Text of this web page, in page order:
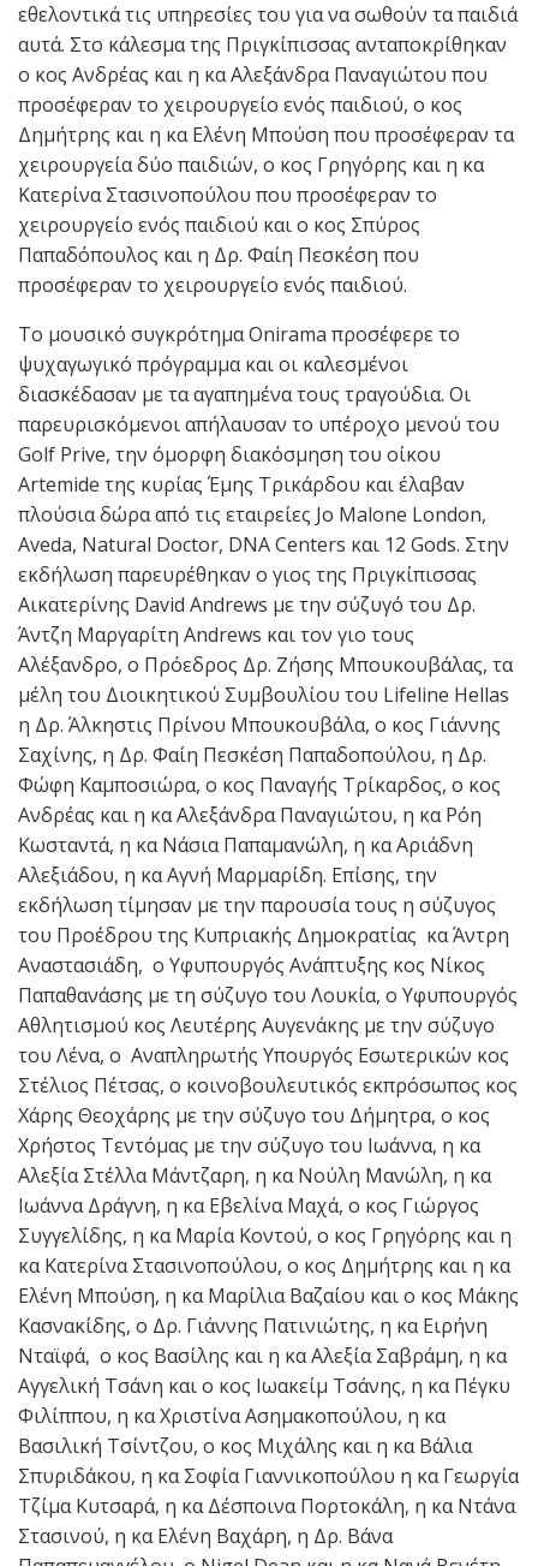
εθελοντικά τις υπηρεσίες του για να σωθούν τα παιδιά
αυτά. Στο κάλεσμα της Πριγκίπισσας ανταποκρίθηκαν
ο κος Ανδρέας και η κα Αλεξάνδρα Παναγιώτου που
προσέφεραν το χειρουργείο ενός παιδιού, ο κος
Δημήτρης και η κα Ελένη Μπούση που προσέφεραν τα
χειρουργεία δύο παιδιών, ο κος Γρηγόρης και η κα
Κατερίνα Στασινοπούλου που προσέφεραν το
χειρουργείο ενός παιδιού και ο κος Σπύρος
Παπαδόπουλος και η Δρ. Φαίη Πεσκέση που
προσέφεραν το χειρουργείο ενός παιδιού.
Το μουσικό συγκρότημα Onirama προσέφερε το
ψυχαγωγικό πρόγραμμα και οι καλεσμένοι
διασκέδασαν με τα αγαπημένα τους τραγούδια. Οι
παρευρισκόμενοι απήλαυσαν το υπέροχο μενού του
Golf Prive, την όμορφη διακόσμηση του οίκου
Artemide της κυρίας Έμης Τρικάρδου και έλαβαν
πλούσια δώρα από τις εταιρείες Jo Malone London,
Aveda, Natural Doctor, DNA Centers και 12 Gods. Στην
εκδήλωση παρευρέθηκαν ο γιος της Πριγκίπισσας
Αικατερίνης David Andrews με την σύζυγό του Δρ.
Άντζη Μαργαρίτη Andrews και τον γιο τους
Αλέξανδρο, ο Πρόεδρος Δρ. Ζήσης Μπουκουβάλας, τα
μέλη του Διοικητικού Συμβουλίου του Lifeline Hellas
η Δρ. Άλκηστις Πρίνου Μπουκουβάλα, ο κος Γιάννης
Σαχίνης, η Δρ. Φαίη Πεσκέση Παπαδοπούλου, η Δρ.
Φώφη Καμποσιώρα, ο κος Παναγής Τρίκαρδος, ο κος
Ανδρέας και η κα Αλεξάνδρα Παναγιώτου, η κα Ρόη
Κωσταντά, η κα Νάσια Παπαμανώλη, η κα Αριάδνη
Αλεξιάδου, η κα Αγνή Μαρμαρίδη. Επίσης, την
εκδήλωση τίμησαν με την παρουσία τους η σύζυγος
του Προέδρου της Κυπριακής Δημοκρατίας κα Άντρη
Αναστασιάδη, ο Υφυπουργός Ανάπτυξης κος Νίκος
Παπαθανάσης με τη σύζυγο του Λουκία, ο Υφυπουργός
Αθλητισμού κος Λευτέρης Αυγενάκης με την σύζυγο
του Λένα, ο Αναπληρωτής Υπουργός Εσωτερικών κος
Στέλιος Πέτσας, ο κοινοβουλευτικός εκπρόσωπος κος
Χάρης Θεοχάρης με την σύζυγο του Δήμητρα, ο κος
Χρήστος Τεντόμας με την σύζυγο του Ιωάννα, η κα
Αλεξία Στέλλα Μάντζαρη, η κα Νούλη Μανώλη, η κα
Ιωάννα Δράγνη, η κα Εβελίνα Μαχά, ο κος Γιώργος
Συγγελίδης, η κα Μαρία Κοντού, ο κος Γρηγόρης και η
κα Κατερίνα Στασινοπούλου, ο κος Δημήτρης και η κα
Ελένη Μπούση, η κα Μαρίλια Βαζαίου και ο κος Μάκης
Κασνακίδης, ο Δρ. Γιάννης Πατινιώτης, η κα Ειρήνη
Νταϊφά, ο κος Βασίλης και η κα Αλεξία Σαβράμη, η κα
Αγγελική Τσάνη και ο κος Ιωακείμ Τσάνης, η κα Πέγκυ
Φιλίππου, η κα Χριστίνα Ασημακοπούλου, η κα
Βασιλική Τσίντζου, ο κος Μιχάλης και η κα Βάλια
Σπυριδάκου, η κα Σοφία Γιαννικοπούλου η κα Γεωργία
Τζίμα Κυτσαρά, η κα Δέσποινα Πορτοκάλη, η κα Ντάνα
Στασινού, η κα Ελένη Βαχάρη, η Δρ. Βάνα